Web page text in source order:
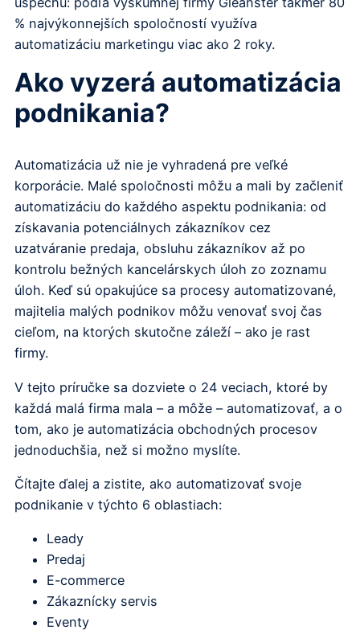
% najvýkonnejších spoločností využíva
automatizáciu marketingu viac ako 2 roky.
Ako vyzerá automatizácia
podnikania?
Automatizácia už nie je vyhradená pre veľké
korporácie. Malé spoločnosti môžu a mali by začleniť
automatizáciu do každého aspektu podnikania: od
získavania potenciálnych zákazníkov cez
uzatváranie predaja, obsluhu zákazníkov až po
kontrolu bežných kancelárskych úloh zo zoznamu
úloh. Keď sú opakujúce sa procesy automatizované,
majitelia malých podnikov môžu venovať svoj čas
cieľom, na ktorých skutočne záleží – ako je rast
firmy.
V tejto príručke sa dozviete o 24 veciach, ktoré by
každá malá firma mala – a môže – automatizovať, a o
tom, ako je automatizácia obchodných procesov
jednoduchšia, než si možno myslíte.
Čítajte ďalej a zistite, ako automatizovať svoje
podnikanie v týchto 6 oblastiach:
Leady
Predaj
E-commerce
Zákaznícky servis
Eventy